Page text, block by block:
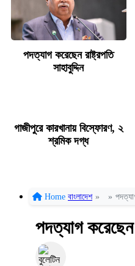
পদত্যাগ করেছেন রাষ্ট্রপতি
সাহাবুদ্দিন
গাজীপুরে কারখানায় বিস্ফোরণ, ২
শ্রমিক দগ্ধ
Home বাংলাদেশ » »
পদত্যাগ করেছেন